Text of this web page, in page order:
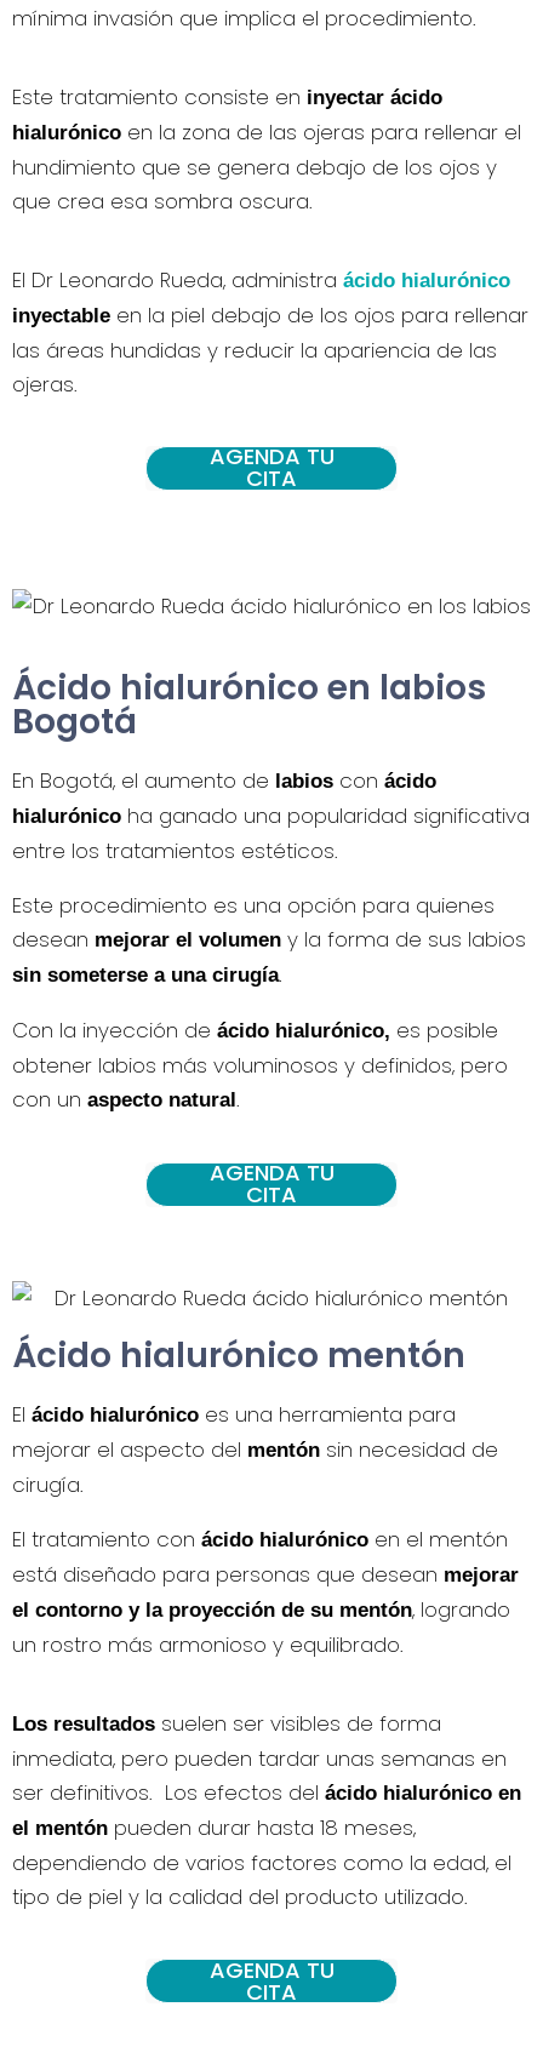
mínima invasión que implica el procedimiento.
Este tratamiento consiste en inyectar ácido
hialurónico en la zona de las ojeras para rellenar el
hundimiento que se genera debajo de los ojos y
que crea esa sombra oscura.
El Dr Leonardo Rueda, administra ácido hialurónico
inyectable en la piel debajo de los ojos para rellenar
las áreas hundidas y reducir la apariencia de las
ojeras.
AGENDA TU
CITA
Ácido hialurónico en labios
Bogotá
En Bogotá, el aumento de labios con ácido
hialurónico ha ganado una popularidad significativa
entre los tratamientos estéticos.
Este procedimiento es una opción para quienes
desean mejorar el volumen y la forma de sus labios
sin someterse a una cirugía.
Con la inyección de ácido hialurónico, es posible
obtener labios más voluminosos y definidos, pero
con un aspecto natural.
AGENDA TU
CITA
Ácido hialurónico mentón
El ácido hialurónico es una herramienta para
mejorar el aspecto del mentón sin necesidad de
cirugía.
El tratamiento con ácido hialurónico en el mentón
está diseñado para personas que desean mejorar
el contorno y la proyección de su mentón, logrando
un rostro más armonioso y equilibrado.
Los resultados suelen ser visibles de forma
inmediata, pero pueden tardar unas semanas en
ser definitivos. Los efectos del ácido hialurónico en
el mentón pueden durar hasta 18 meses,
dependiendo de varios factores como la edad, el
tipo de piel y la calidad del producto utilizado.
AGENDA TU
CITA